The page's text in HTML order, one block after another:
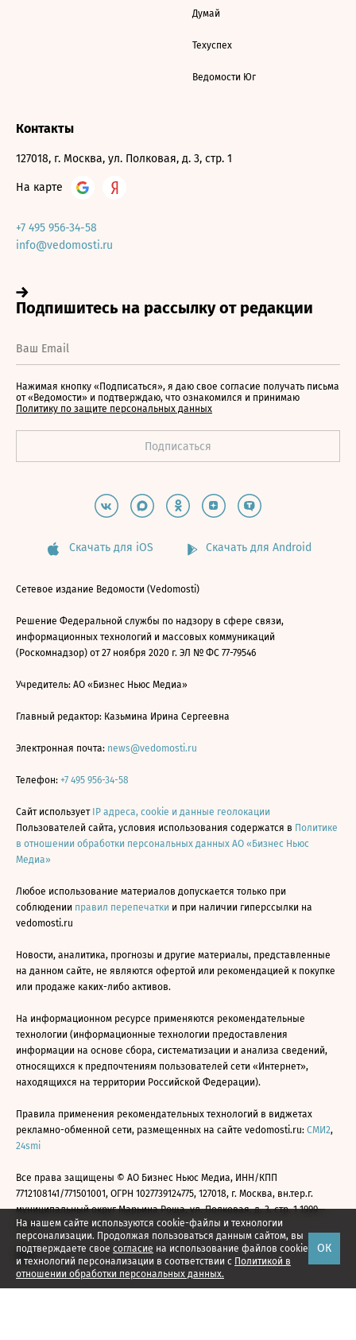
На нашем сайте используются cookie-файлы и технологии
персонализации. Продолжая пользоваться данным сайтом, вы
подтверждаете свое согласие на использование файлов cookie
и технологий персонализации в соответствии с Политикой в
отношении обработки персональных данных.
ОК
Думай
Техуспех
Ведомости Юг
Контакты
127018, г. Москва, ул. Полковая, д. 3, стр. 1
На карте
+7 495 956-34-58
info@vedomosti.ru
Нажимая кнопку «Подписаться», я даю свое согласие получать письма
от «Ведомости» и подтверждаю, что ознакомился и принимаю
Политику по защите персональных данных
Скачать для iOS Скачать для Android
Сетевое издание Ведомости (Vedomosti)
Решение Федеральной службы по надзору в сфере связи,
информационных технологий и массовых коммуникаций
(Роскомнадзор) от 27 ноября 2020 г. ЭЛ № ФС 77-79546
Учредитель: АО «Бизнес Ньюс Медиа»
Главный редактор: Казьмина Ирина Сергеевна
Электронная почта: news@vedomosti.ru
Телефон: +7 495 956-34-58
Сайт использует IP адреса, cookie и данные геолокации
Пользователей сайта, условия использования содержатся в Политике
в отношении обработки персональных данных АО «Бизнес Ньюс
Медиа»
Любое использование материалов допускается только при
соблюдении правил перепечатки и при наличии гиперссылки на
vedomosti.ru
Новости, аналитика, прогнозы и другие материалы, представленные
на данном сайте, не являются офертой или рекомендацией к покупке
или продаже каких-либо активов.
На информационном ресурсе применяются рекомендательные
технологии (информационные технологии предоставления
информации на основе сбора, систематизации и анализа сведений,
относящихся к предпочтениям пользователей сети «Интернет»,
находящихся на территории Российской Федерации).
Правила применения рекомендательных технологий в виджетах
рекламно-обменной сети, размещенных на сайте vedomosti.ru: СМИ2,
24smi
Все права защищены © АО Бизнес Ньюс Медиа, ИНН/КПП
7712108141/771501001, ОГРН 1027739124775, 127018, г. Москва, вн.тер.г.
муниципальный округ Марьина Роща, ул. Полковая, д. 3, стр. 1 1999—
2026